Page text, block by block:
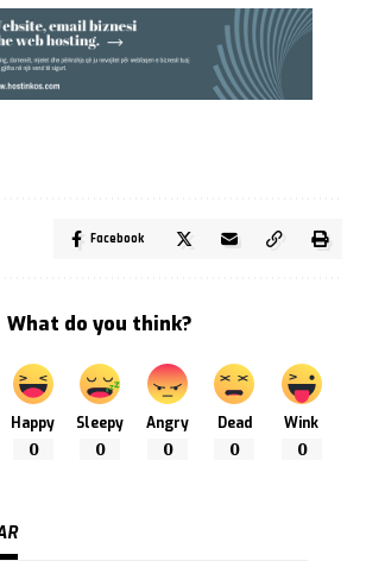
Facebook
What do you think?
Happy
0
Sleepy
0
Angry
0
Dead
0
Wink
0